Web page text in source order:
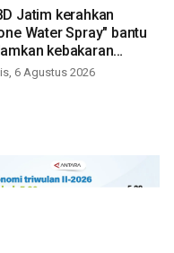
Jatim kerahkan
Water Spray" bantu
kebakaran
6 Agustus 2026